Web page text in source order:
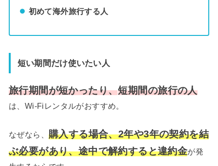
初めて海外旅行する人
短い期間だけ使いたい人
旅行期間が短かったり、短期間の旅行の人
は、Wi-Fiレンタルがおすすめ。
なぜなら、 購入する場合、2年や3年の契約を結
ぶ必要があり、途中で解約すると違約金が発